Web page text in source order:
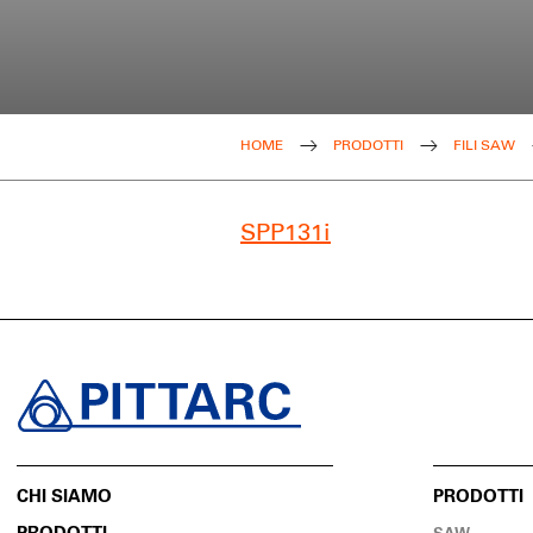
HOME PRODOTTI FILI SAW
SPP131i
CHI SIAMO PRODOTTI